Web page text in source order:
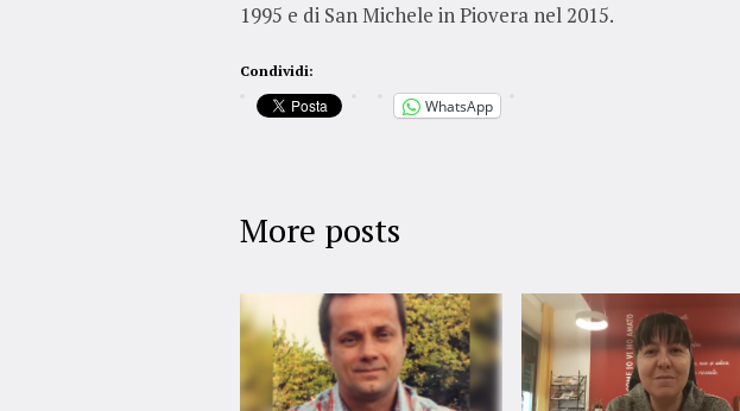
1995 e di San Michele in Piovera nel 2015.
Condividi:
WhatsApp
More posts